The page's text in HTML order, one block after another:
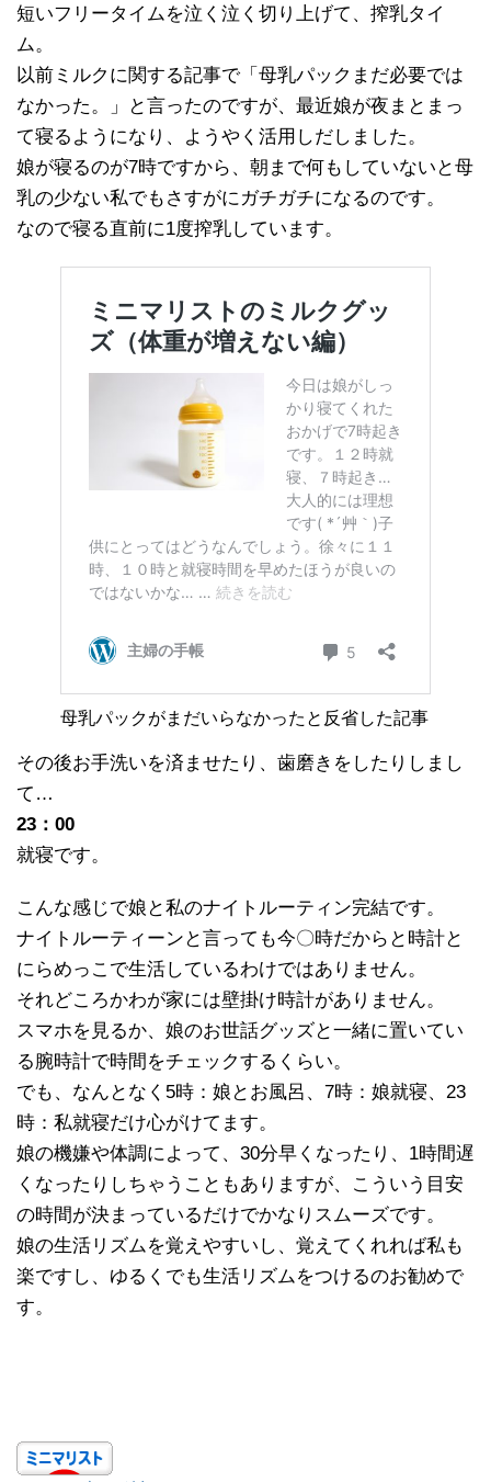
短いフリータイムを泣く泣く切り上げて、搾乳タイ
ム。
以前ミルクに関する記事で「母乳パックまだ必要では
なかった。」と言ったのですが、最近娘が夜まとまっ
て寝るようになり、ようやく活用しだしました。
娘が寝るのが7時ですから、朝まで何もしていないと母
乳の少ない私でもさすがにガチガチになるのです。
なので寝る直前に1度搾乳しています。
母乳パックがまだいらなかったと反省した記事
その後お手洗いを済ませたり、歯磨きをしたりしまし
て…
23：00
就寝です。
こんな感じで娘と私のナイトルーティン完結です。
ナイトルーティーンと言っても今〇時だからと時計と
にらめっこで生活しているわけではありません。
それどころかわが家には壁掛け時計がありません。
スマホを見るか、娘のお世話グッズと一緒に置いてい
る腕時計で時間をチェックするくらい。
でも、なんとなく5時：娘とお風呂、7時：娘就寝、23
時：私就寝だけ心がけてます。
娘の機嫌や体調によって、30分早くなったり、1時間遅
くなったりしちゃうこともありますが、こういう目安
の時間が決まっているだけでかなりスムーズです。
娘の生活リズムを覚えやすいし、覚えてくれれば私も
楽ですし、ゆるくでも生活リズムをつけるのお勧めで
す。